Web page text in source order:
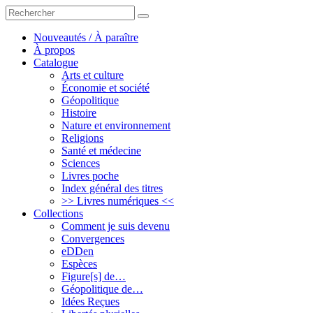
Rechercher
un
livre,
auteur
rechercher
Nouveautés / À paraître
À propos
Catalogue
Arts et culture
Économie et société
Géopolitique
Histoire
Nature et environnement
Religions
Santé et médecine
Sciences
Livres poche
Index général des titres
>> Livres numériques <<
Collections
Comment je suis devenu
Convergences
eDDen
Espèces
Figure[s] de…
Géopolitique de…
Idées Reçues